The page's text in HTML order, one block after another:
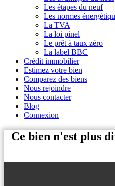
Les étapes du neuf
Les normes
La TVA
La loi pinel
Le prêt à taux zéro
La label BBC
Crédit immobilier
Estimez votre bien
Comparez des biens
Nous rejoindre
Nous contacter
Blog
Connexion
Ce bien n'est plus